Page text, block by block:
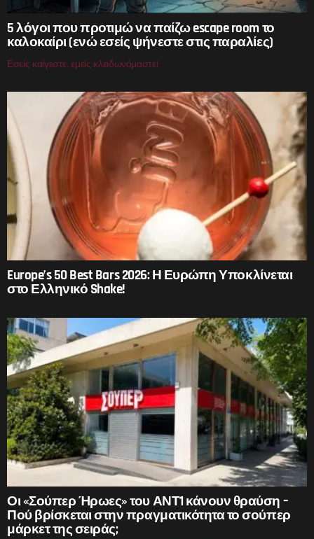
5 λόγοι που προτιμώ να παίζω escape room το
καλοκαίρι (ενώ εσείς ψήνεστε στις παραλίες)
Εσείς καίγεστε, εμείς κλειδωνόμαστε!
Europe’s 50 Best Bars 2026: Η Ευρώπη Υποκλίνεται
στο Ελληνικό Shake!
Οι «Σούπερ Ήρωες» του ΑΝΤ1 κάνουν θραύση –
Πού βρίσκεται στην πραγματικότητα το σούπερ
μάρκετ της σειράς;